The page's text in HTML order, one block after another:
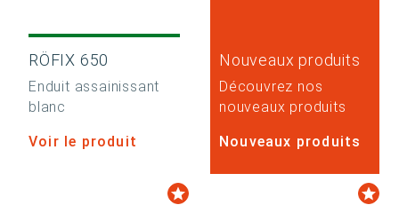
RÖFIX 650
Enduit assainissant
blanc
Voir le produit
Nouveaux produits
Découvrez nos
nouveaux produits
Nouveaux produits